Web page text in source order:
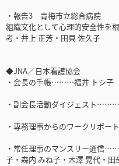
・報告3 青梅市立総合病院
組織文化として心理的安全性を
考・井上 正芳・田貝 佐久子
◆JNA／日本看護協会
・会長の手帳………福井 トシ子
・副会長活動ダイジェスト
・専務理事からのワークリポ
・常任理事のマンスリー通信
子・森内 みね子・木澤 晃代・田